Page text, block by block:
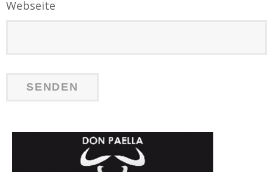
Webseite